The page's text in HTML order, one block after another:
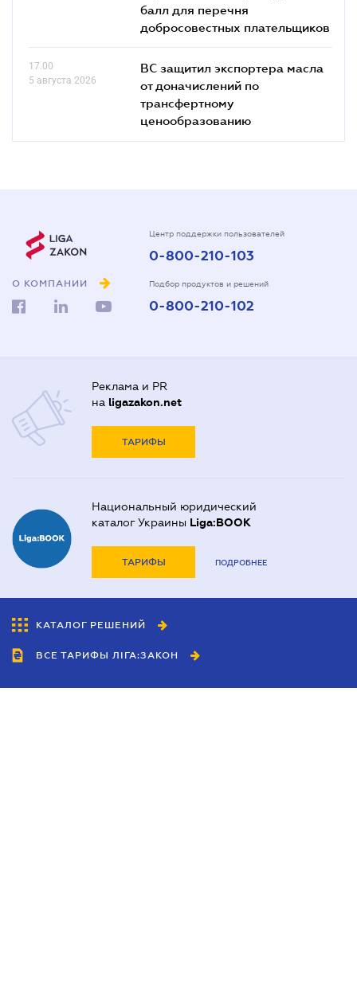
балл для перечня
добросовестных плательщиков
17.00
5 августа 2026
ВС защитил экспортера масла
от доначислений по
трансфертному
ценообразованию
О КОМПАНИИ
Центр поддержки пользователей
0-800-210-103
Подбор продуктов и решений
0-800-210-102
Реклама и PR
на ligazakon.net
ТАРИФЫ
Национальный юридический
каталог Украины Liga:BOOK
ТАРИФЫ ПОДРОБНЕЕ
КАТАЛОГ РЕШЕНИЙ
ВСЕ ТАРИФЫ ЛІГА:ЗАКОН